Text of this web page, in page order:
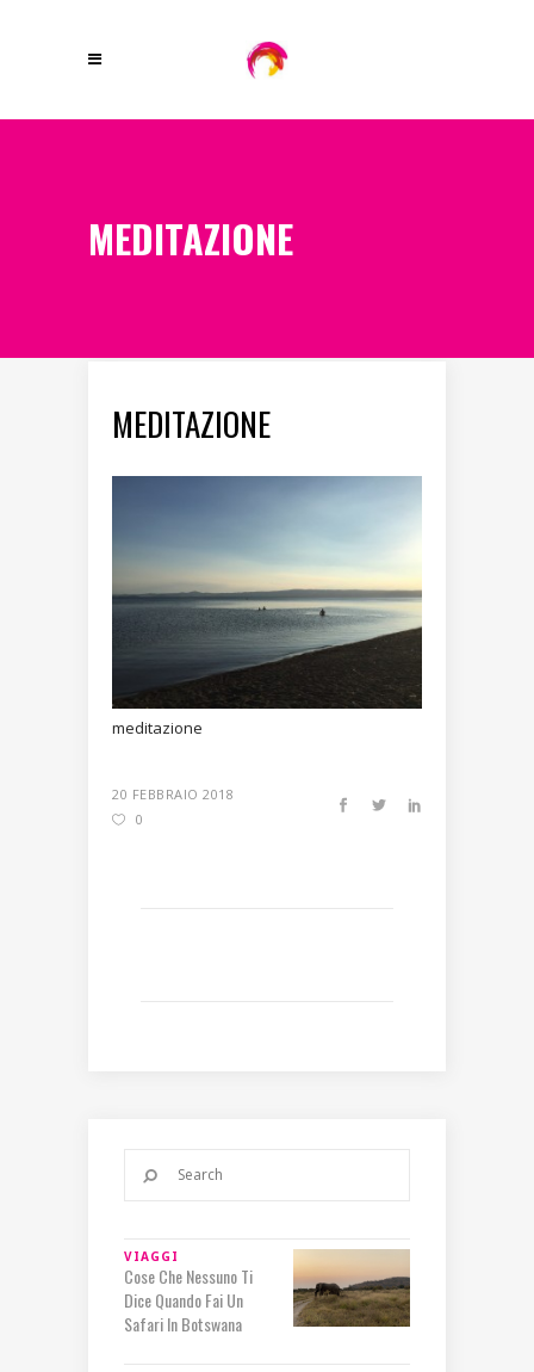
MEDITAZIONE
MEDITAZIONE
meditazione
20 FEBBRAIO 2018
0
VIAGGI
Cose Che Nessuno Ti
Dice Quando Fai Un
Safari In Botswana